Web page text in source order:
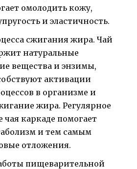
омолодить кожу,
и эластичность.
сжигания жира. Чай
натуральные
вещества и энзимы,
активации
в организме и
жира. Регулярное
чая каркаде помогает
и тем самым
отложения.
пищеварительной